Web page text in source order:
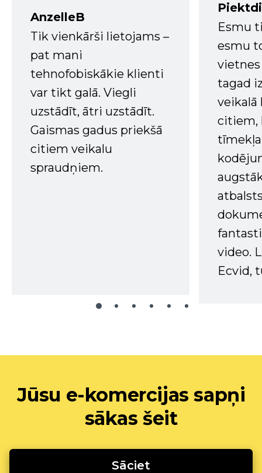
AnzelleB
Tik vienkārši lietojams –
pat mani
tehnofobiskākie klienti
var tikt galā. Viegli
uzstādīt, ātri uzstādīt.
Gaismas gadus priekšā
citiem veikalu
spraudņiem.
Esmu
esmu
tagad
veikalā
citiem,
tīmekļa
video.
Ecvid,
Jūsu e-komercijas sapņi
sākas šeit
Sāciet